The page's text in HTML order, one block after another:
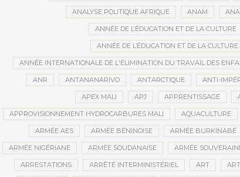
ANALYSE POLITIQUE AFRIQUE ANAM
ANNÉE DE L’ÉDUCATION ET DE LA CULTURE
ANNÉE DE L’ÉDUCATION ET DE LA CULTURE
ANNÉE INTERNATIONALE DE L'ÉLIMINATION DU TRAVAIL DES
ANR ANTANANARIVO ANTARCTIQUE ANTI-
APEX MALI APJ APPRENTISSAGE
APPROVISIONNEMENT HYDROCARBURES MALI AQUACULTURE
ARMÉE AES ARMÉE BÉNINOISE ARMÉE BURKINABÉ
ARMÉE NIGÉRIANE ARMÉE SOUDANAISE ARMÉE
ARRESTATIONS ARRÊTÉ INTERMINISTÉRIEL ART